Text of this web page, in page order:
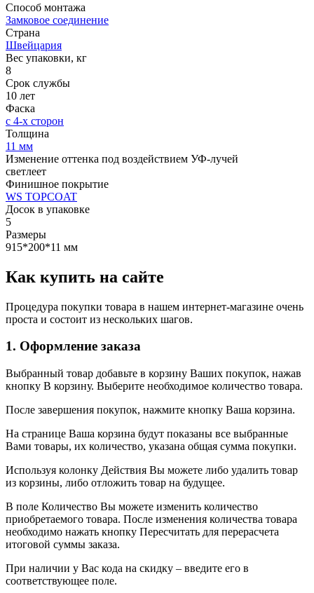
Способ монтажа
Замковое соединение
Страна
Швейцария
Вес упаковки, кг
8
Срок службы
10 лет
Фаска
с 4-х сторон
Толщина
11 мм
Изменение оттенка под воздействием УФ-лучей
светлеет
Финишное покрытие
WS TOPCOAT
Досок в упаковке
5
Размеры
915*200*11 мм
Как купить на сайте
Процедура покупки товара в нашем интернет-магазине очень
проста и состоит из нескольких шагов.
1. Оформление заказа
Выбранный товар добавьте в корзину Ваших покупок, нажав
кнопку В корзину. Выберите необходимое количество товара.
После завершения покупок, нажмите кнопку Ваша корзина.
На странице Ваша корзина будут показаны все выбранные
Вами товары, их количество, указана общая сумма покупки.
Используя колонку Действия Вы можете либо удалить товар
из корзины, либо отложить товар на будущее.
В поле Количество Вы можете изменить количество
приобретаемого товара. После изменения количества товара
необходимо нажать кнопку Пересчитать для перерасчета
итоговой суммы заказа.
При наличии у Вас кода на скидку – введите его в
соответствующее поле.